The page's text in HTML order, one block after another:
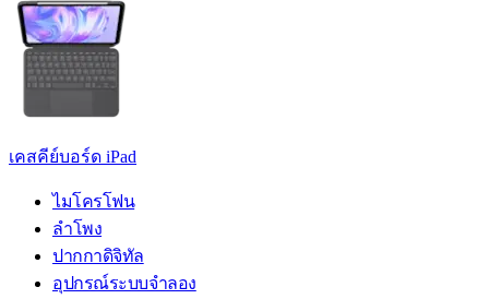
เคสคีย์บอร์ด iPad
ไมโครโฟน
ลำโพง
ปากกาดิจิทัล
อุปกรณ์ระบบจำลอง